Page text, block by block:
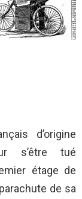
d’origine
s’être tué
étage de
de sa